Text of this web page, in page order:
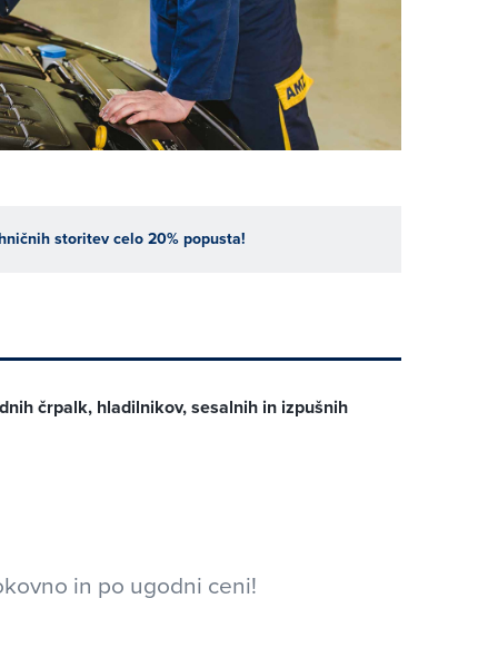
storitev celo 20% popusta!
črpalk, hladilnikov, sesalnih in izpušnih
in po ugodni ceni!